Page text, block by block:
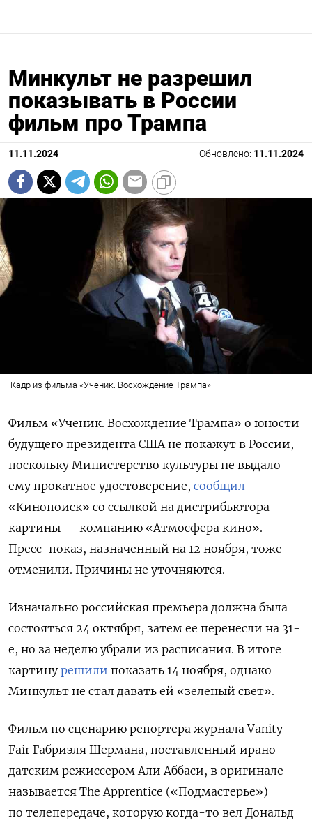
Минкульт не разрешил
показывать в России
фильм про Трампа
11.11.2024 Обновлено: 11.11.2024
Кадр из фильма «Ученик. Восхождение Трампа»
Фильм «Ученик. Восхождение Трампа» о юности
будущего президента США не покажут в России,
поскольку Министерство культуры не выдало
ему прокатное удостоверение, сообщил
«Кинопоиск» со ссылкой на дистрибьютора
картины — компанию «Атмосфера кино».
Пресс-показ, назначенный на 12 ноября, тоже
отменили. Причины не уточняются.
Изначально российская премьера должна была
состояться 24 октября, затем ее перенесли на 31-
е, но за неделю убрали из расписания. В итоге
картину решили показать 14 ноября, однако
Минкульт не стал давать ей «зеленый свет».
Фильм по сценарию репортера журнала Vanity
Fair Габриэля Шермана, поставленный ирано-
датским режиссером Али Аббаси, в оригинале
называется The Apprentice («Подмастерье»)
по телепередаче, которую когда-то вел Дональд